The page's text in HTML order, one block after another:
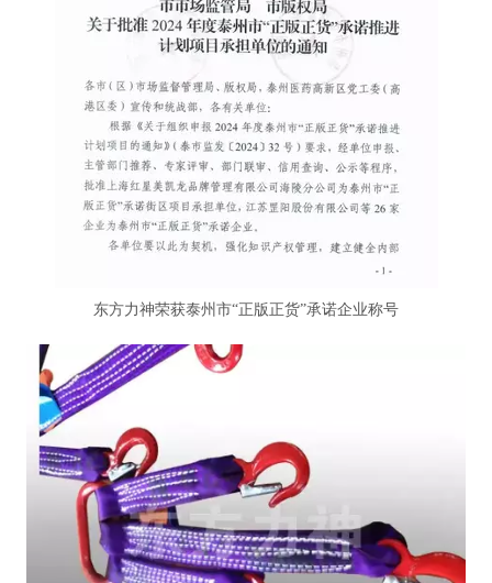
东方力神荣获泰州市“正版正货”承诺企业称号